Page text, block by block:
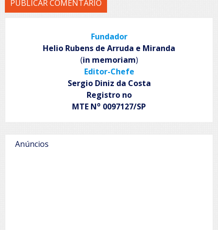
Fundador
Helio Rubens de Arruda e Miranda
(in memoriam)
Editor-Chefe
Sergio Diniz da Costa
Registro no
MTE No 0097127/SP
Anúncios